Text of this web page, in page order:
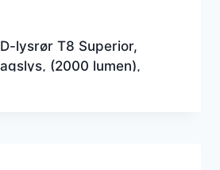
lysrør T8 Superior,
(2000 lumen),
38w), EM+230v